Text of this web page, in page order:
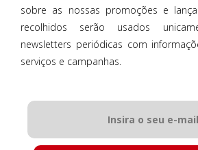
sobre as nossas promoções e
recolhidos serão usados
newsletters periódicas com
serviços e campanhas.